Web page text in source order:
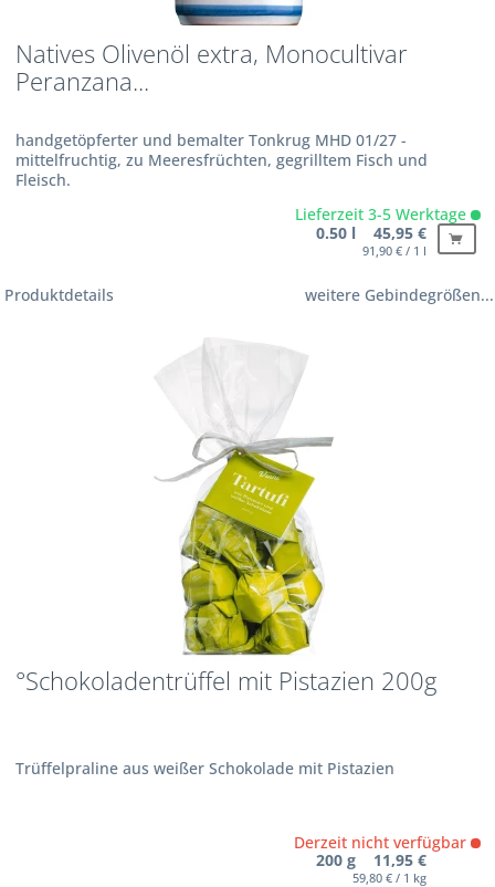
Natives Olivenöl extra, Monocultivar
Peranzana...
handgetöpferter und bemalter Tonkrug MHD 01/27 -
mittelfruchtig, zu Meeresfrüchten, gegrilltem Fisch und
Fleisch.
Lieferzeit 3-5 Werktage
0.50 l 45,95 €
91,90 € / 1 l
Produktdetails weitere Gebindegrößen...
°Schokoladentrüffel mit Pistazien 200g
Trüffelpraline aus weißer Schokolade mit Pistazien
Derzeit nicht verfügbar
200 g 11,95 €
59,80 € / 1 kg